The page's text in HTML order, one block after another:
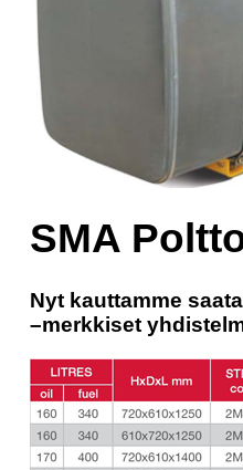
SMA
Nyt kauttamme
–merkkiset